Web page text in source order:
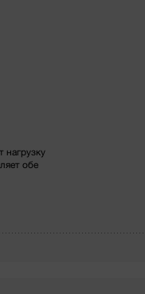
нагрузку
обе